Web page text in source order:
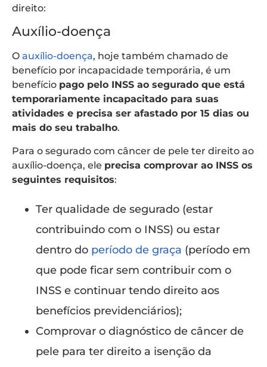
direito:
Auxílio-doença
O auxílio-doença, hoje também chamado de
benefício por incapacidade temporária, é um
benefício pago pelo INSS ao segurado que está
temporariamente incapacitado para suas
atividades e precisa ser afastado por 15 dias ou
mais do seu trabalho.
Para o segurado com câncer de pele ter direito ao
auxílio-doença, ele precisa comprovar ao INSS os
seguintes requisitos:
Ter qualidade de segurado (estar
contribuindo com o INSS) ou estar
dentro do período de graça (período em
que pode ficar sem contribuir com o
INSS e continuar tendo direito aos
benefícios previdenciários);
Comprovar o diagnóstico de câncer de
pele para ter direito a isenção da